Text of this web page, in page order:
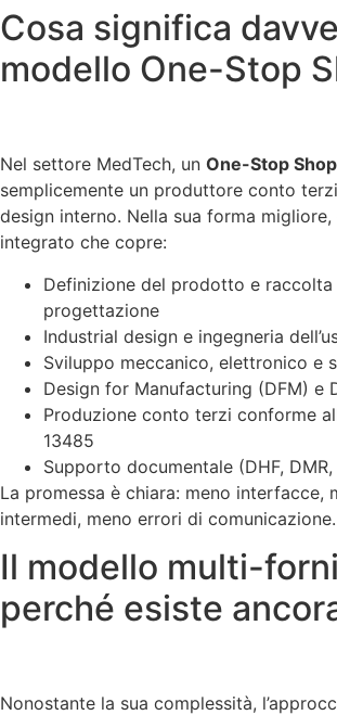
Cosa significa
modello One-Stop
Nel settore MedTech, un One-Stop Shop
semplicemente un produttore conto
design interno. Nella sua forma migliore,
integrato che copre:
Definizione del prodotto e
progettazione
Industrial design e ingegneria
Sviluppo meccanico, elettronico e
Design for Manufacturing (DFM) e
Produzione conto terzi conforme
13485
Supporto documentale (DHF, DMR,
La promessa è chiara: meno interfacce,
intermedi, meno errori di comunicazione.
Il modello multi-
perché esiste
Nonostante la sua complessità,